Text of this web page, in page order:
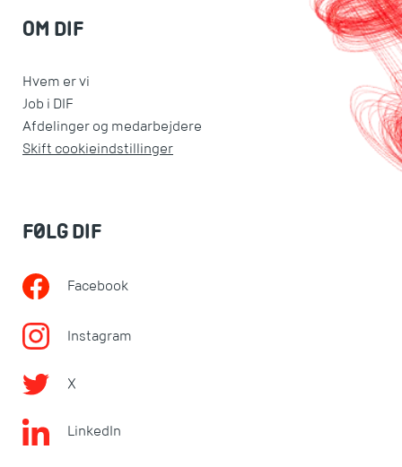
OM DIF
Hvem er vi
Job i DIF
Afdelinger og medarbejdere
Skift cookieindstillinger
FØLG DIF
Facebook
Instagram
X
LinkedIn